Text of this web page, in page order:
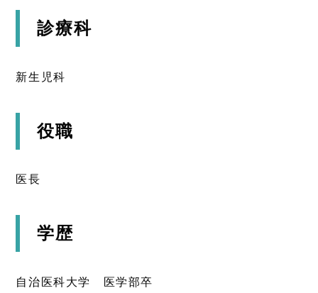
診療科
新生児科
役職
医長
学歴
自治医科大学 医学部卒